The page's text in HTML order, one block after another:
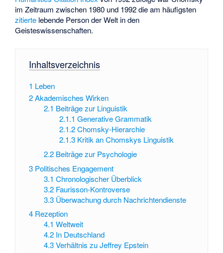
im Zeitraum zwischen 1980 und 1992 die am häufigsten
zitierte lebende Person der Welt in den
Geisteswissenschaften.
Inhaltsverzeichnis
1 Leben
2Akademisches Wirken
2.1 Beiträge zur Linguistik
2.1.1 Generative Grammatik
2.1.2 Chomsky-Hierarchie
2.1.3 Kritik an Chomskys Linguistik
2.2 Beiträge zur Psychologie
3 Politisches Engagement
3.1 Chronologischer Überblick
3.2 Faurisson-Kontroverse
3.3 Überwachung durch Nachrichtendienste
4 Rezeption
4.1 Weltweit
4.2 In Deutschland
4.3 Verhältnis zu Jeffrey Epstein